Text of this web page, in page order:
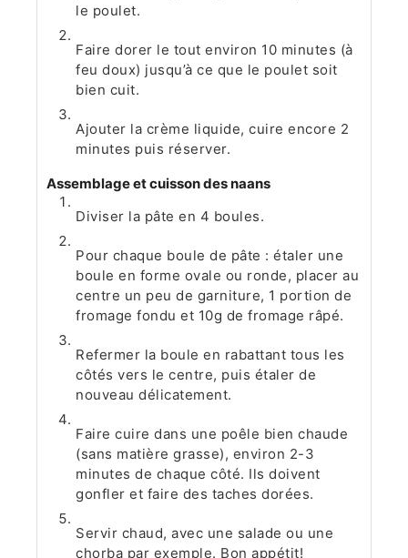
le poulet.
Faire dorer le tout environ 10 minutes (à
feu doux) jusqu’à ce que le poulet soit
bien cuit.
Ajouter la crème liquide, cuire encore 2
minutes puis réserver.
Assemblage et cuisson des naans
Diviser la pâte en 4 boules.
Pour chaque boule de pâte : étaler une
boule en forme ovale ou ronde, placer au
centre un peu de garniture, 1 portion de
fromage fondu et 10g de fromage râpé.
Refermer la boule en rabattant tous les
côtés vers le centre, puis étaler de
nouveau délicatement.
Faire cuire dans une poêle bien chaude
(sans matière grasse), environ 2-3
minutes de chaque côté. Ils doivent
gonfler et faire des taches dorées.
Servir chaud, avec une salade ou une
chorba par exemple. Bon appétit!